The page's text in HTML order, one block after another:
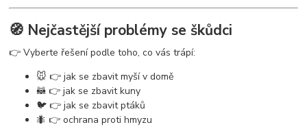
🧭 Nejčastější problémy se škůdci
👉 Vyberte řešení podle toho, co vás trápí:
🐭 👉 jak se zbavit myší v domě
🦝 👉 jak se zbavit kuny
🐦 👉 jak se zbavit ptáků
🐜 👉 ochrana proti hmyzu